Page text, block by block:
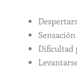
Dificultad